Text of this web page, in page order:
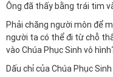
Ông đã thấy bằng trái tim
Phải chăng người môn để
người ta có thể đi từ chỗ
vào Chúa Phục Sinh vô
Dấu chỉ của Chúa Phục